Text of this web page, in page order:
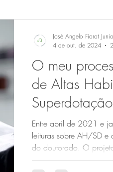
O meu
de Altas
Superdotação
Entre abril de 2021 e
leituras sobre AH/SD e
do doutorado. O
José Angelo Fiorot
4 de out. de 2024